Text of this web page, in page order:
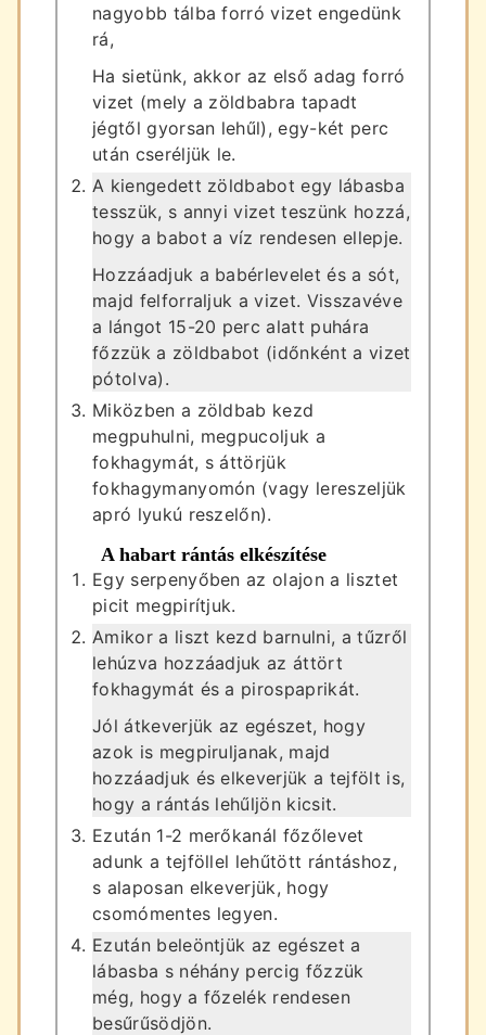
nagyobb tálba forró vizet engedünk
rá,
Ha sietünk, akkor az első adag forró
vizet (mely a zöldbabra tapadt
jégtől gyorsan lehűl), egy-két perc
után cseréljük le.
A kiengedett zöldbabot egy lábasba
tesszük, s annyi vizet teszünk hozzá,
hogy a babot a víz rendesen ellepje.
Hozzáadjuk a babérlevelet és a sót,
majd felforraljuk a vizet. Visszavéve
a lángot 15-20 perc alatt puhára
főzzük a zöldbabot (időnként a vizet
pótolva).
Miközben a zöldbab kezd
megpuhulni, megpucoljuk a
fokhagymát, s áttörjük
fokhagymanyomón (vagy lereszeljük
apró lyukú reszelőn).
A habart rántás elkészítése
Egy serpenyőben az olajon a lisztet
picit megpirítjuk.
Amikor a liszt kezd barnulni, a tűzről
lehúzva hozzáadjuk az áttört
fokhagymát és a pirospaprikát.
Jól átkeverjük az egészet, hogy
azok is megpiruljanak, majd
hozzáadjuk és elkeverjük a tejfölt is,
hogy a rántás lehűljön kicsit.
Ezután 1-2 merőkanál főzőlevet
adunk a tejföllel lehűtött rántáshoz,
s alaposan elkeverjük, hogy
csomómentes legyen.
Ezután beleöntjük az egészet a
lábasba s néhány percig főzzük
még, hogy a főzelék rendesen
besűrűsödjön.